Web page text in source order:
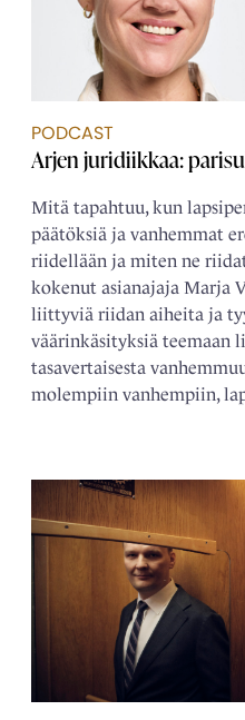
PODCAST
Arjen juridiikkaa:
Mitä tapahtuu, kun
päätöksiä ja vanhemmat
riidellään ja miten ne riidat
kokenut asianajaja Marja
liittyviä riidan aiheita ja
väärinkäsityksiä teemaan
tasavertaisesta
molempiin vanhempiin,